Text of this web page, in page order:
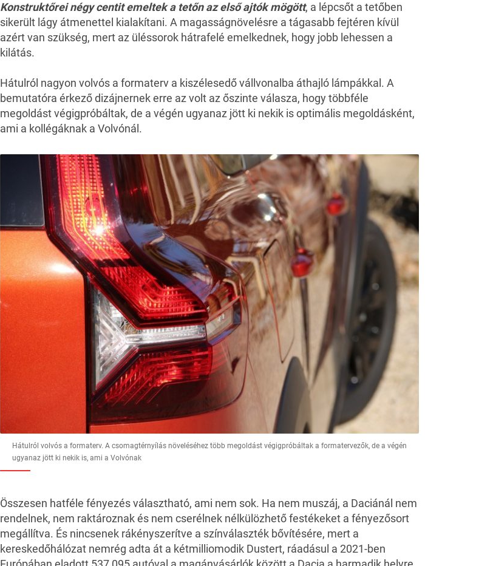
Konstruktőrei négy centit emeltek a tetőn az első ajtók mögött, a lépcsőt a tetőben
sikerült lágy átmenettel kialakítani. A magasságnövelésre a tágasabb fejtéren kívül
azért van szükség, mert az üléssorok hátrafelé emelkednek, hogy jobb lehessen a
kilátás.
Hátulról nagyon volvós a formaterv a kiszélesedő vállvonalba áthajló lámpákkal. A
bemutatóra érkező dizájnernek erre az volt az őszinte válasza, hogy többféle
megoldást végigpróbáltak, de a végén ugyanaz jött ki nekik is optimális megoldásként,
ami a kollégáknak a Volvónál.
Hátulról volvós a formaterv. A csomagtérnyílás növeléséhez több megoldást végigpróbáltak a formatervezők, de a végén
ugyanaz jött ki nekik is, ami a Volvónak
Összesen hatféle fényezés választható, ami nem sok. Ha nem muszáj, a Daciánál nem
rendelnek, nem raktároznak és nem cserélnek nélkülözhető festékeket a fényezősort
megállítva. És nincsenek rákényszerítve a színválaszték bővítésére, mert a
kereskedőhálózat nemrég adta át a kétmilliomodik Dustert, ráadásul a 2021-ben